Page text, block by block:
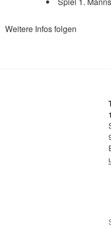
Weitere Infos folgen